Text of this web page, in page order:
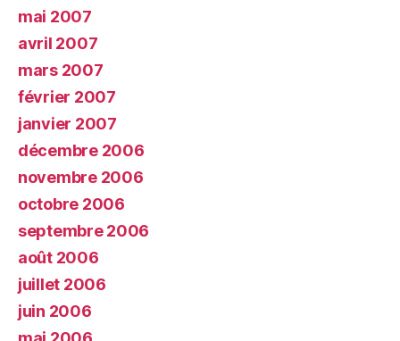
mai 2007
avril 2007
mars 2007
février 2007
janvier 2007
décembre 2006
novembre 2006
octobre 2006
septembre 2006
août 2006
juillet 2006
juin 2006